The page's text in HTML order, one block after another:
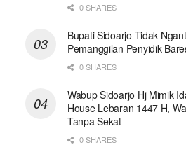
0 SHARES
Bupati Sidoarjo Tidak
Pemanggilan Penyidik
0 SHARES
Wabup Sidoarjo Hj Mimik
House Lebaran 1447 H,
Tanpa Sekat
0 SHARES